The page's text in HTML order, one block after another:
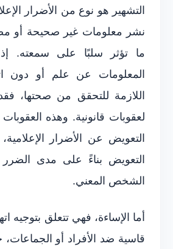
التشهير هو نوع من الأضرار
نشر معلومات غير صحيحة
ما تؤثر سلبًا على سمعته.
المعلومات عن علم أو دون
اللازمة للتحقق من صحتها،
لعقوبات قانونية. وهذه
التعويض عن الأضرار
التعويض بناءً على مدى
الشخص المعني.
أما الإساءة، فهي تتعلق بتوجيه
قاسية ضد الأفراد أو